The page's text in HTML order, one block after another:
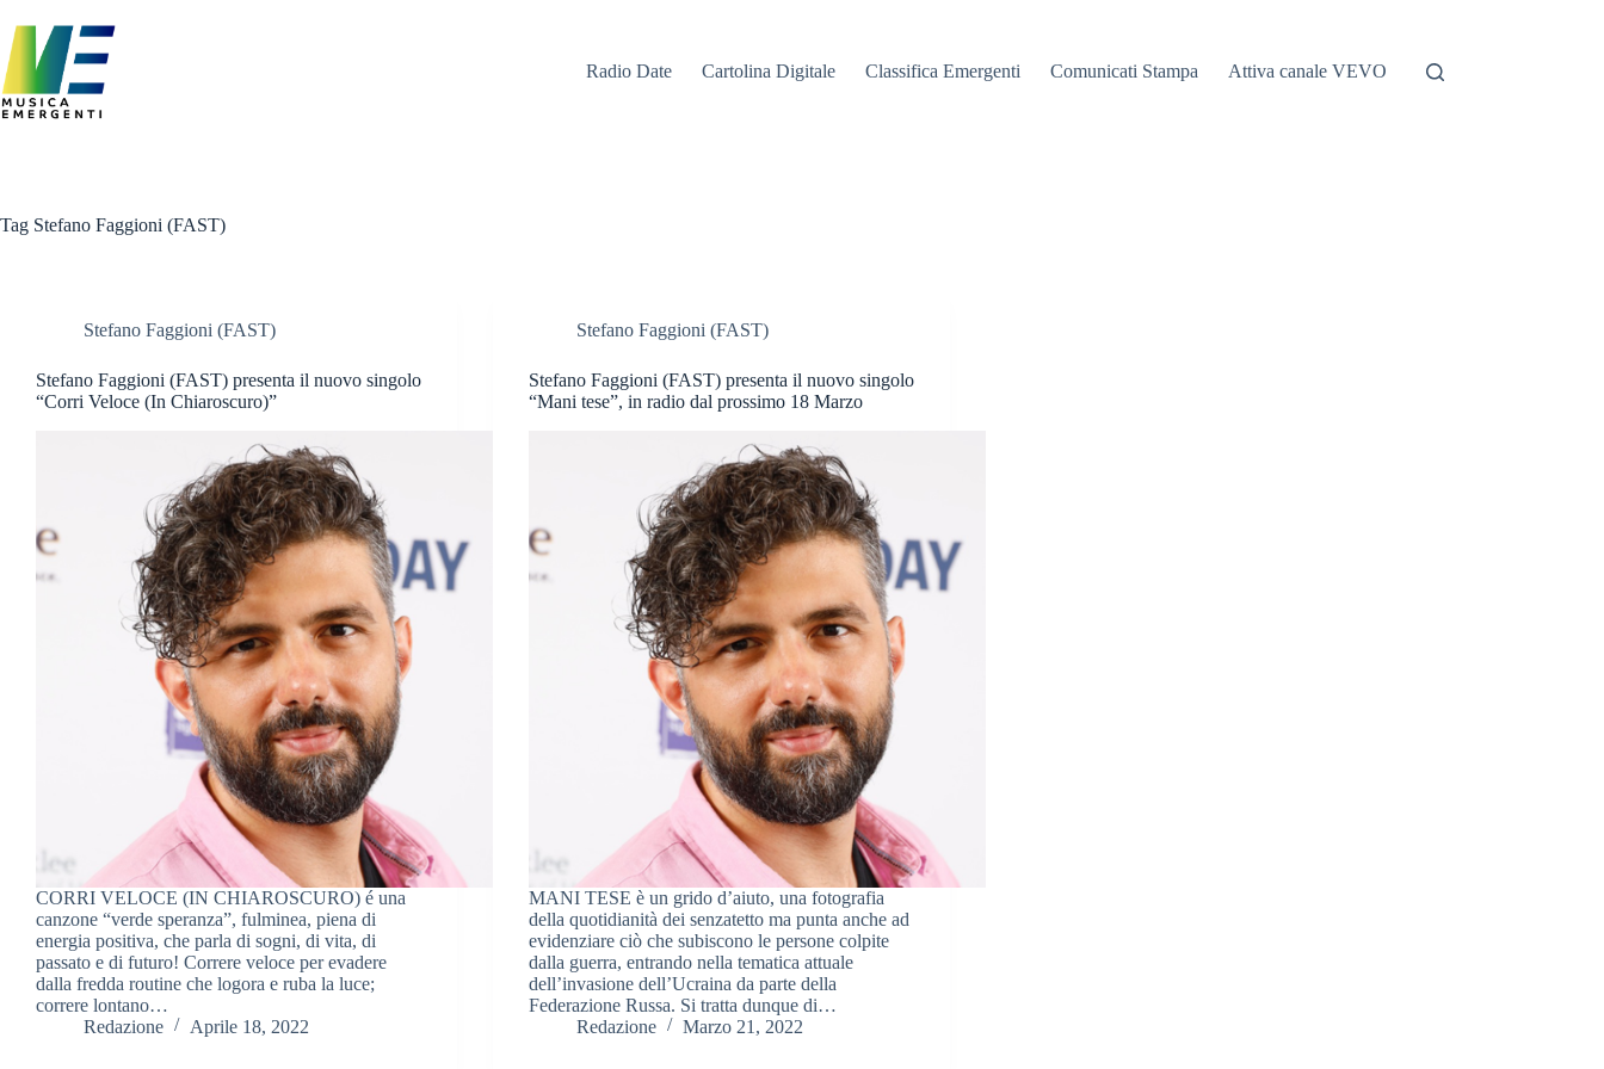
contenuto
Radio Date
Cartolina Digitale Classifica Emergenti Comunicati Stampa Attiva canale VEVO
Tag Stefano Faggioni (FAST)
Stefano Faggioni (FAST)
Stefano Faggioni (FAST) presenta il nuovo singolo
“Corri Veloce (In Chiaroscuro)”
CORRI VELOCE (IN CHIAROSCURO) é una
canzone “verde speranza”, fulminea, piena di
energia positiva, che parla di sogni, di vita, di
passato e di futuro! Correre veloce per evadere
dalla fredda routine che logora e ruba la luce;
correre lontano…
Redazione
Aprile 18, 2022
Stefano Faggioni (FAST)
Stefano Faggioni (FAST) presenta il nuovo singolo
“Mani tese”, in radio dal prossimo 18 Marzo
MANI TESE è un grido d’aiuto, una fotografia
della quotidianità dei senzatetto ma punta anche ad
evidenziare ciò che subiscono le persone colpite
dalla guerra, entrando nella tematica attuale
dell’invasione dell’Ucraina da parte della
Federazione Russa. Si tratta dunque di…
Redazione
Marzo 21, 2022